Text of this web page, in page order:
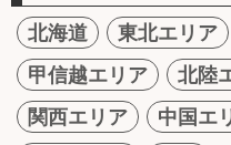
北海道 東北エリア
甲信越エリア
北陸
関西エリア
中国エ